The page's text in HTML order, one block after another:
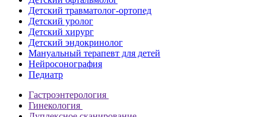
Детский травматолог-ортопед
Детский уролог
Детский хирург
Детский эндокринолог
Мануальный терапевт для детей
Нейросонография
Педиатр
Гастроэнтерология
Гинекология